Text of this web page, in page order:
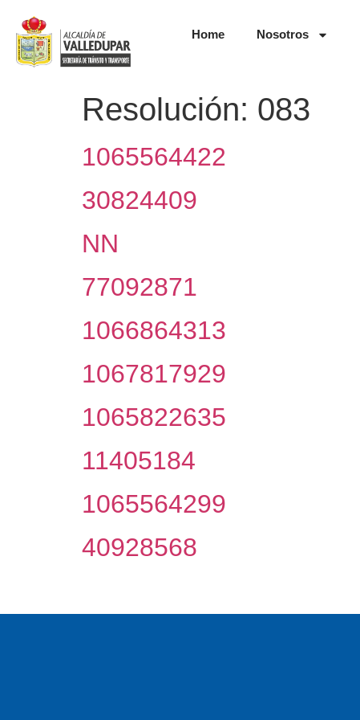
Home Nosotros
Resolución: 083
1065564422
30824409
NN
77092871
1066864313
1067817929
1065822635
11405184
1065564299
40928568